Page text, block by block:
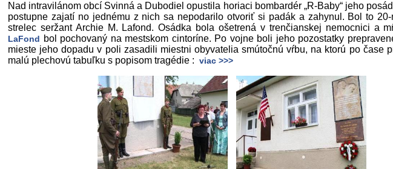
Nad intravilánom obcí Svinná a Dubodiel opustila horiaci bombardér „R-Baby“ jeho
postupne zajatí no jednému z nich sa nepodarilo otvoriť si padák a zahynul. Bol to
strelec seržant Archie M. Lafond. Osádka bola ošetrená v trenčianskej nemocnici a
LaFond bol pochovaný na mestskom cintoríne. Po vojne boli jeho pozostatky
mieste jeho dopadu v poli zasadili miestni obyvatelia smútočnú vŕbu, na ktorú po čase
malú plechovú tabuľku s popisom tragédie : viac >>>